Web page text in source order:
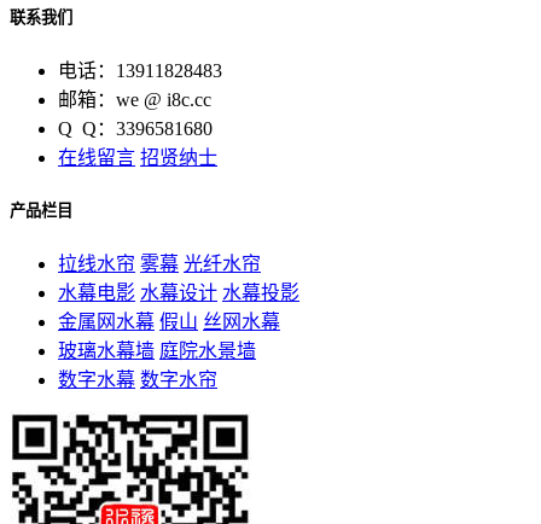
联系我们
电话：13911828483
邮箱：we @ i8c.cc
Q Q：3396581680
在线留言 招贤纳士
产品栏目
拉线水帘 雾幕 光纤水帘
水幕电影 水幕设计 水幕投影
金属网水幕 假山 丝网水幕
玻璃水幕墙 庭院水景墙
数字水幕 数字水帘